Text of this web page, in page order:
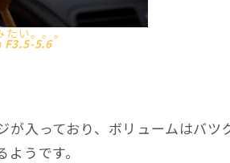
い。。。
5.6
入っており、ボリュームはバツ
うです。